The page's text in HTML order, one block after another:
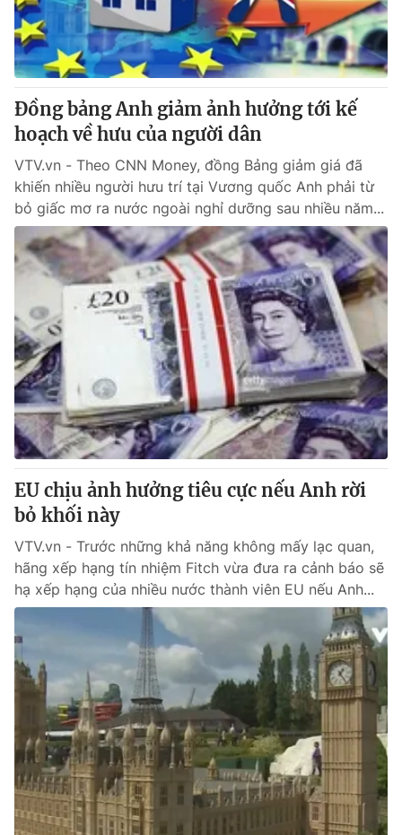
Thị trường 24h Tấm lòng Việt
VTV4 Vươn mình bằng AI
VTV9 VTV8
Liên hệ tòa soạn English
THỜI BÁO VTV
Theo dõi báo trên
Cơ quan chủ quản:Đài Truyền hình Việt Nam
Cơ quan báo chí:
Thời báo VTV
Giấy phép hoạt động báo in và báo điện tử số 483/GP-BTTTT
cấp ngày 29/12/2023
Tổng Biên tập:Vũ Thanh Thủy
Phó Tổng Biên tập:Nguyễn Thị Mỹ Hạnh, Phạm Quốc Thắng,
Nguyễn Trọng Ninh
Tổng đài VTV: 024.38 355 931 - 024.38 355 932
Ðiện thoại Thời báo VTV:
Email:
toasoan@vtv.vn
Liên hệ quảng cáo:024-7300.7108
Đồng bảng Anh giảm ảnh hưởng tới kế
hoạch về hưu của người dân
VTV.vn - Theo CNN Money, đồng Bảng giảm giá đã
khiến nhiều người hưu trí tại Vương quốc Anh phải từ
bỏ giấc mơ ra nước ngoài nghỉ dưỡng sau nhiều năm...
EU chịu ảnh hưởng tiêu cực nếu Anh rời
bỏ khối này
VTV.vn - Trước những khả năng không mấy lạc quan,
hãng xếp hạng tín nhiệm Fitch vừa đưa ra cảnh báo sẽ
hạ xếp hạng của nhiều nước thành viên EU nếu Anh...